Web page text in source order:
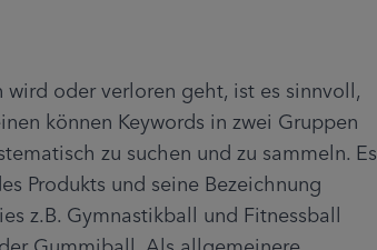
oder verloren geht, ist es sinnvoll,
können Keywords in zwei Gruppen
zu suchen und zu sammeln. Es
Produkts und seine Bezeichnung
z.B. Gymnastikball und Fitnessball